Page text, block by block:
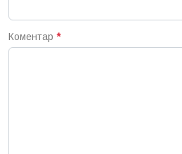
Коментар *